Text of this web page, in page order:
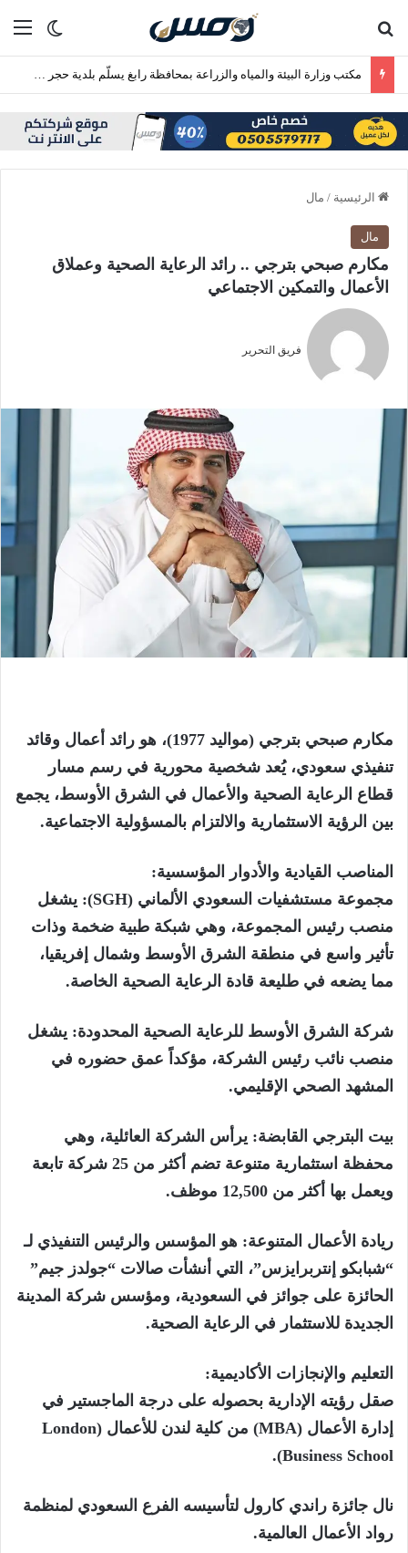
الوضع
الرئيسية / مال
مال
مكارم صبحي بترجي .. رائد الرعاية الصحية وعملاق
الأعمال والتمكين الاجتماعي
فريق التحرير
مكارم صبحي بترجي (مواليد 1977)، هو رائد أعمال وقائد
تنفيذي سعودي، يُعد شخصية محورية في رسم مسار
قطاع الرعاية الصحية والأعمال في الشرق الأوسط، يجمع
بين الرؤية الاستثمارية والالتزام بالمسؤولية الاجتماعية.
المناصب القيادية والأدوار المؤسسية:
مجموعة مستشفيات السعودي الألماني (SGH): يشغل
منصب رئيس المجموعة، وهي شبكة طبية ضخمة وذات
تأثير واسع في منطقة الشرق الأوسط وشمال إفريقيا،
مما يضعه في طليعة قادة الرعاية الصحية الخاصة.
شركة الشرق الأوسط للرعاية الصحية المحدودة: يشغل
منصب نائب رئيس الشركة، مؤكداً عمق حضوره في
المشهد الصحي الإقليمي.
بيت البترجي القابضة: يرأس الشركة العائلية، وهي
محفظة استثمارية متنوعة تضم أكثر من 25 شركة تابعة
ويعمل بها أكثر من 12,500 موظف.
ريادة الأعمال المتنوعة: هو المؤسس والرئيس التنفيذي لـ
“شبابكو إنتربرايزس”، التي أنشأت صالات “جولدز جيم”
الحائزة على جوائز في السعودية، ومؤسس شركة المدينة
الجديدة للاستثمار في الرعاية الصحية.
التعليم والإنجازات الأكاديمية:
صقل رؤيته الإدارية بحصوله على درجة الماجستير في
إدارة الأعمال (MBA) من كلية لندن للأعمال (London
Business School).
نال جائزة راندي كارول لتأسيسه الفرع السعودي لمنظمة
رواد الأعمال العالمية.